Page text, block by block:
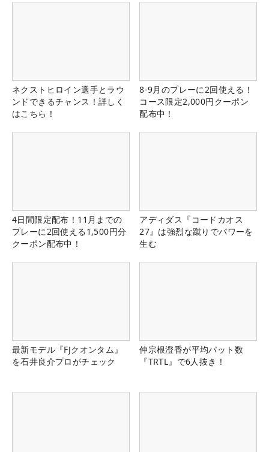
ネクストヒロイン選手とラウ
ンドできるチャンス！詳しく
はこちら！
8-9月のプレーに2回使える！
コース限定2,000円クーポン
配布中！
4日間限定配布！11月までの
プレーに2回使える1,500円分
クーポン配布中！
アディダス『コードカオス
27』は強烈な蹴りでパワーを
生む
最新モデル『FJクオンタム』
を石井良介プロがチェック
仲宗根澄香が平均パット数
『TRTL』で6人抜き！